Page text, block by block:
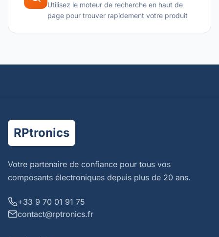
Utilisez le moteur de recherche en haut de
page pour trouver rapidement votre produit
RPtronics
Votre partenaire de confiance pour tous vos
composants électroniques depuis plus de 20 ans.
+33 9 70 01 91 75
contact@rptronics.fr